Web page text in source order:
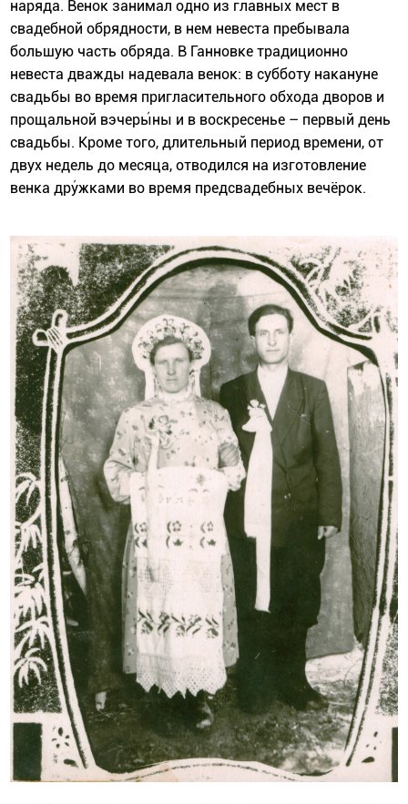
наряда. Венок занимал одно из главных мест в
свадебной обрядности, в нем невеста пребывала
большую часть обряда. В Ганновке традиционно
невеста дважды надевала венок: в субботу накануне
свадьбы во время пригласительного обхода дворов и
прощальной вэчеры́ны и в воскресенье – первый день
свадьбы. Кроме того, длительный период времени, от
двух недель до месяца, отводился на изготовление
венка дру́жками во время предсвадебных вечёрок.